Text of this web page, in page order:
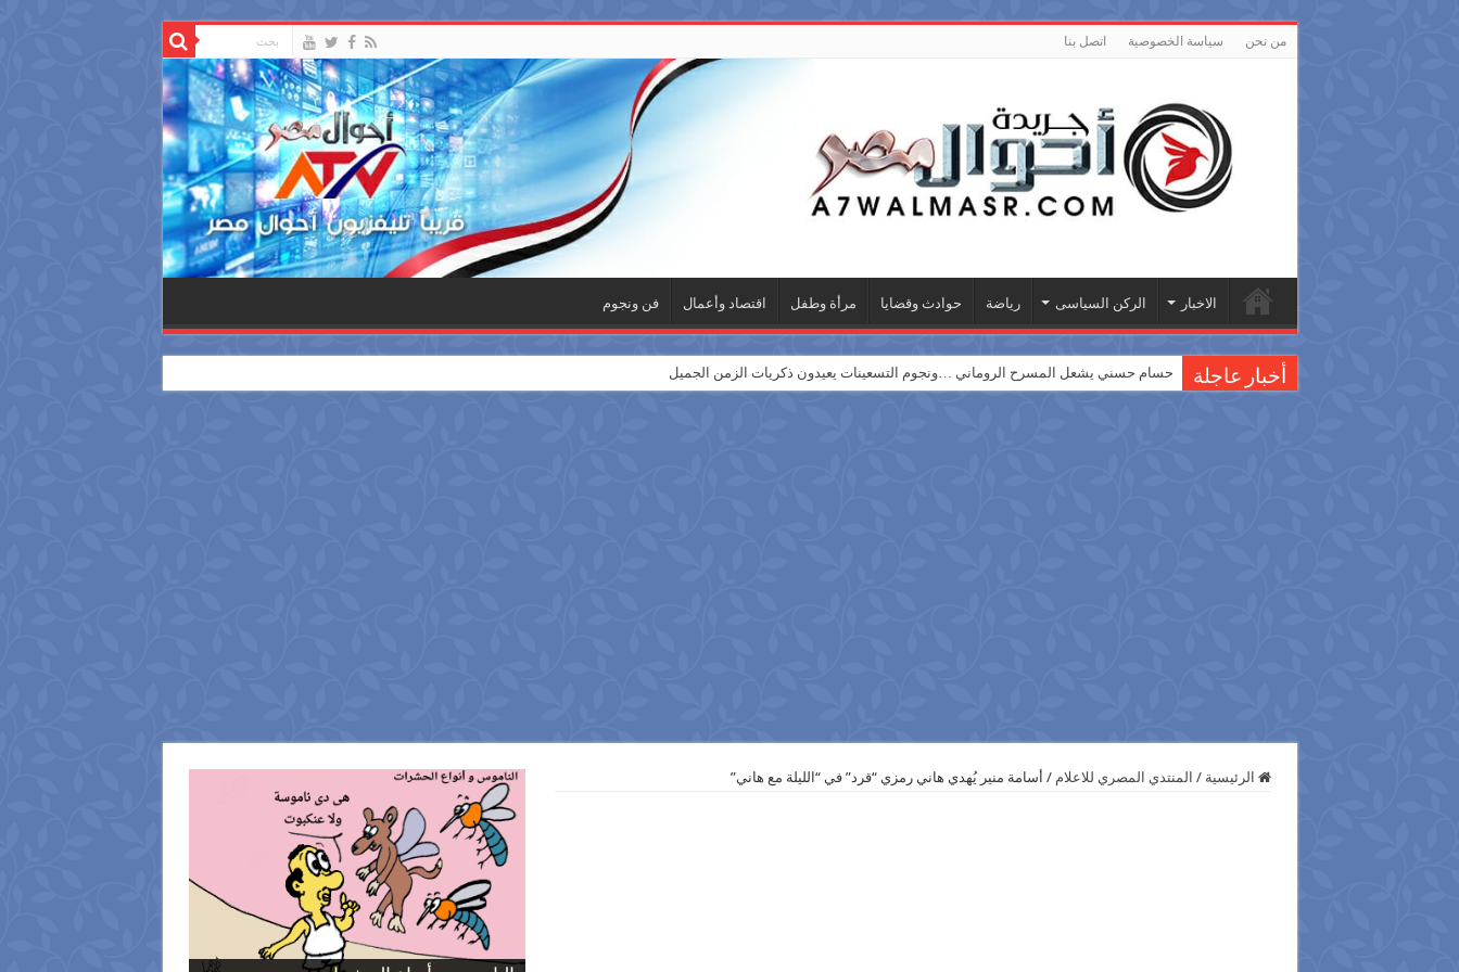
من نحن سياسة الخصوصية اتصل بنا
الاخبار الركن السياسى رياضة حوادث وقضايا مرأة وطفل اقتصاد وأعمال فن ونجوم
أخبار عاجلة حسام حسني يشعل المسرح الروماني …ونجوم التسعينات يعيدون ذكريات الزمن الجميل
الرئيسية / المنتدي المصري للاعلام / أسامة منير يُهدي هاني رمزي “قرد” في “الليلة مع هاني”